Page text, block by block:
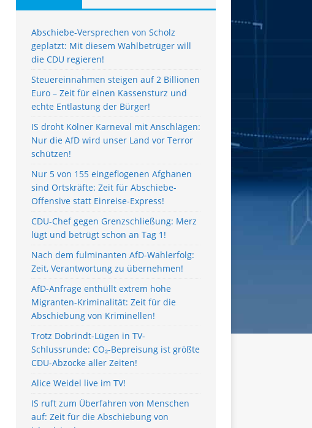
Abschiebe-Versprechen von Scholz
geplatzt: Mit diesem Wahlbetrüger will
die CDU regieren!
Steuereinnahmen steigen auf 2 Billionen
Euro – Zeit für einen Kassensturz und
echte Entlastung der Bürger!
IS droht Kölner Karneval mit Anschlägen:
Nur die AfD wird unser Land vor Terror
schützen!
Nur 5 von 155 eingeflogenen Afghanen
sind Ortskräfte: Zeit für Abschiebe-
Offensive statt Einreise-Express!
CDU-Chef gegen Grenzschließung: Merz
lügt und betrügt schon an Tag 1!
Nach dem fulminanten AfD-Wahlerfolg:
Zeit, Verantwortung zu übernehmen!
AfD-Anfrage enthüllt extrem hohe
Migranten-Kriminalität: Zeit für die
Abschiebung von Kriminellen!
Trotz Dobrindt-Lügen in TV-
Schlussrunde: CO₂-Bepreisung ist größte
CDU-Abzocke aller Zeiten!
Alice Weidel live im TV!
IS ruft zum Überfahren von Menschen
auf: Zeit für die Abschiebung von